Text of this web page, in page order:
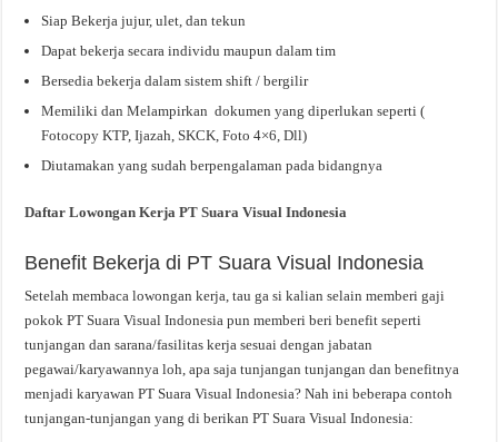
Siap Bekerja jujur, ulet, dan tekun
Dapat bekerja secara individu maupun dalam tim
Bersedia bekerja dalam sistem shift / bergilir
Memiliki dan Melampirkan dokumen yang diperlukan seperti (
Fotocopy KTP, Ijazah, SKCK, Foto 4×6, Dll)
Diutamakan yang sudah berpengalaman pada bidangnya
Daftar Lowongan Kerja PT Suara Visual Indonesia
Benefit Bekerja di PT Suara Visual Indonesia
Setelah membaca lowongan kerja, tau ga si kalian selain memberi gaji
pokok PT Suara Visual Indonesia pun memberi beri benefit seperti
tunjangan dan sarana/fasilitas kerja sesuai dengan jabatan
pegawai/karyawannya loh, apa saja tunjangan tunjangan dan benefitnya
menjadi karyawan PT Suara Visual Indonesia? Nah ini beberapa contoh
tunjangan-tunjangan yang di berikan PT Suara Visual Indonesia: